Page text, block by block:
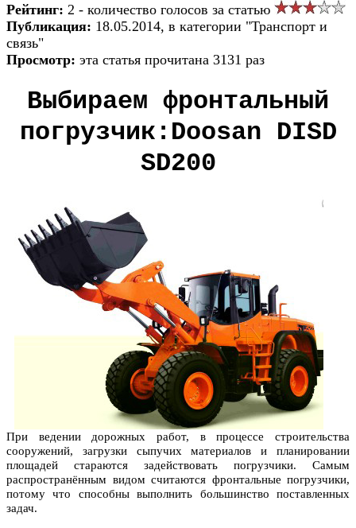
Рейтинг: 2 - количество голосов за статью
Публикация: 18.05.2014, в категории "Транспорт и
связь"
Просмотр: эта статья прочитана 3131 раз
Выбираем фронтальный
погрузчик:Doosan DISD
SD200
При ведении дорожных работ, в процессе строительства
сооружений, загрузки сыпучих материалов и планировании
площадей стараются задействовать погрузчики. Самым
распространённым видом считаются фронтальные погрузчики,
потому что способны выполнить большинство поставленных
задач.